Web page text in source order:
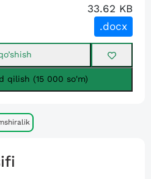
33.62 KB
.docx
qilish (15 000 so'm)